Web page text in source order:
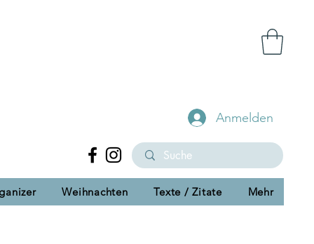
Anmelden
Weihnachten Texte / Zitate Mehr